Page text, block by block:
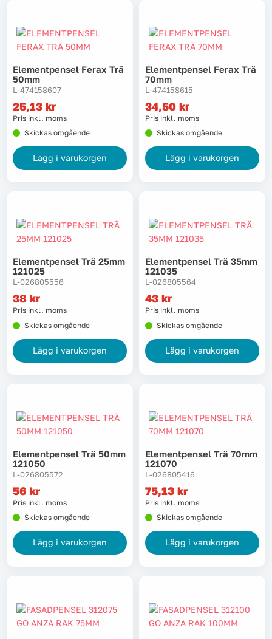
Om oss Kontakta oss
Elementpensel Ferax Trä
50mm
L-474158607
25,13 kr
Pris inkl. moms
Skickas omgående
Lägg i varukorgen
Elementpensel Ferax Trä
70mm
L-474158615
34,50 kr
Pris inkl. moms
Skickas omgående
Lägg i varukorgen
Elementpensel Trä 25mm
121025
L-026805556
38 kr
Pris inkl. moms
Skickas omgående
Lägg i varukorgen
Elementpensel Trä 35mm
121035
L-026805564
43 kr
Pris inkl. moms
Skickas omgående
Lägg i varukorgen
Elementpensel Trä 50mm
121050
L-026805572
56 kr
Pris inkl. moms
Skickas omgående
Lägg i varukorgen
Elementpensel Trä 70mm
121070
L-026805416
75,13 kr
Pris inkl. moms
Skickas omgående
Lägg i varukorgen